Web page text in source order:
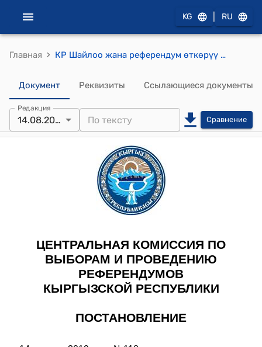
KG RU
Главная › КР Шайлоо жана референдум өткөрүү боюнча борбордук комиссиясынын 2019-жылдын 14-августундагы №118 "2019-жылдын 22-сентябрына дайындалган Кыргыз Республикасынын Ысык-Көл облусунун Жети-Өгүз районунун Саруу айылдык кеңешинин депутаттарын мөөнөтүнөн мурда шайлоо боюнча шайлоо округдарынын схемаларын жана чек араларын бекитүү жөнүндө"токтому
Документ Реквизиты Ссылающиеся документы
Редакция
14.08.2019 Сравнение